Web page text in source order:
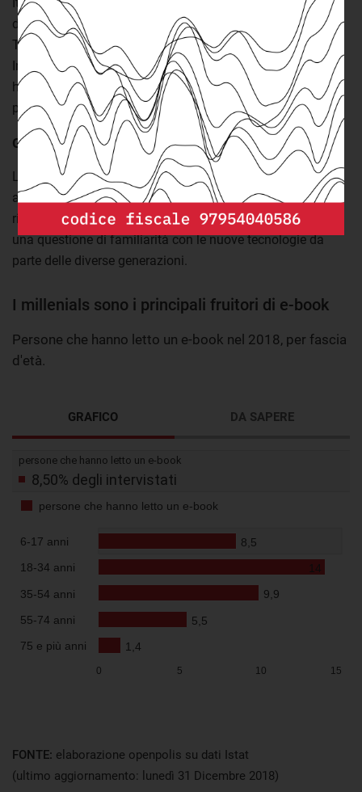
digitale. Abitudine più frequente nel Lazio e meno in
Toscana, con percentuali rispettivamente del 9,3% e 8,1%.
Infine, solo il 5,4% dei residenti delle regioni del sud Italia
ha letto almeno un e-book nel 2018. In Sicilia e Puglia la
percentuale non supera il 6%.
Gli e-book nelle generazioni
La diffusione di questo tipo di lettura varia anche in base
all'età, con i giovani che tendono a usufruirne di più
rispetto agli adulti e agli anziani. Probabilmente anche per
una questione di familiarità con le nuove tecnologie da
parte delle diverse generazioni.
I millenials sono i principali fruitori di e-book
Persone che hanno letto un e-book nel 2018, per fascia
d'età.
GRAFICO DA SAPERE
FONTE: elaborazione openpolis su dati Istat
(ultimo aggiornamento: lunedì 31 Dicembre 2018)